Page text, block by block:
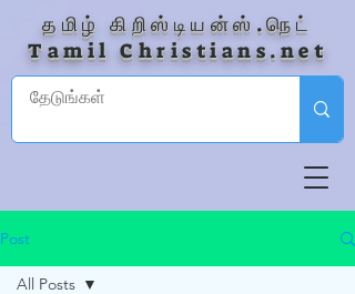
தமிழ் கிறிஸ்டியன்ஸ்.நெட்
Tamil Christians.net
Post
All Posts